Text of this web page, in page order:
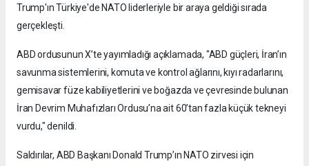
Trump'ın Türkiye'de NATO liderleriyle bir araya geldiği sırada
gerçekleşti.
ABD ordusunun X’te yayımladığı açıklamada, "ABD güçleri, İran’ın
savunma sistemlerini, komuta ve kontrol ağlarını, kıyı radarlarını,
gemisavar füze kabiliyetlerini ve boğazda ve çevresinde bulunan
İran Devrim Muhafızları Ordusu’na ait 60’tan fazla küçük tekneyi
vurdu," denildi.
Saldırılar, ABD Başkanı Donald Trump’ın NATO zirvesi için